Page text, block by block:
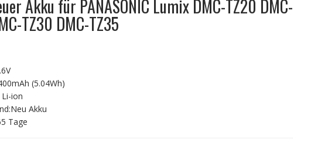
Akku für PANASONIC Lumix DMC-TZ20 DMC-
TZ30 DMC-TZ35
(5.04Wh)
ion
Akku
Tage